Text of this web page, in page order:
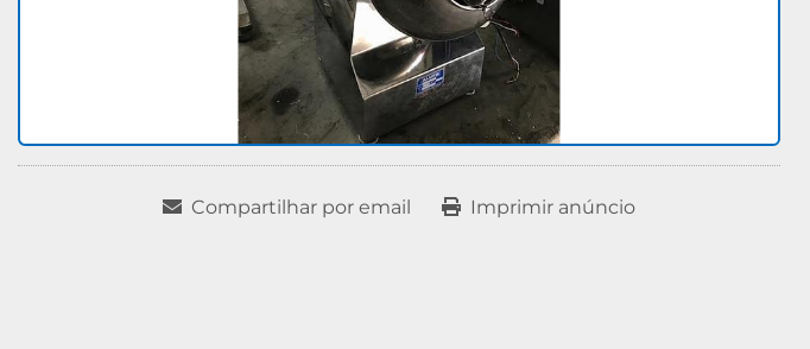
Compartilhar por email Imprimir anúncio